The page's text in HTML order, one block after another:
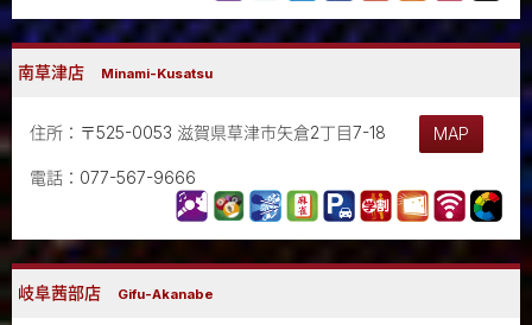
南草津店 Minami-Kusatsu
住所：〒525-0053 滋賀県草津市矢倉2丁目7-18 MAP
電話：077-567-9666
岐阜茜部店 Gifu-Akanabe